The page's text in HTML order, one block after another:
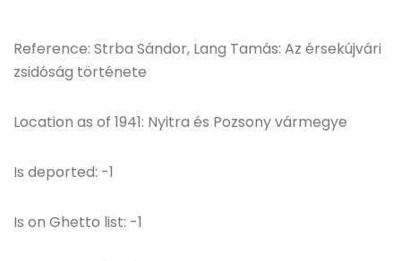
Reference: Strba Sándor, Lang Tamás: Az érsekújvári
zsidóság története
Location as of 1941: Nyitra és Pozsony vármegye
Is deported: -1
Is on Ghetto list: -1